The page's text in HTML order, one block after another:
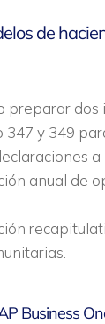
de
preparar dos
347 y 349
a
anual de
Business